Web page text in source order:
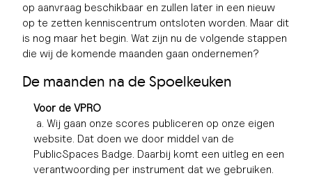
op aanvraag beschikbaar en zullen later in een nieuw
op te zetten kenniscentrum ontsloten worden. Maar dit
is nog maar het begin. Wat zijn nu de volgende stappen
die wij de komende maanden gaan ondernemen?
De maanden na de Spoelkeuken
Voor de VPRO
a. Wij gaan onze scores publiceren op onze eigen
website. Dat doen we door middel van de
PublicSpaces Badge. Daarbij komt een uitleg en een
verantwoording per instrument dat we gebruiken.